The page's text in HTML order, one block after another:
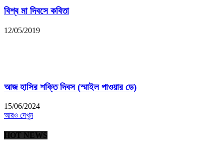
বিশ্ব মা দিবসে কবিতা
12/05/2019
আজ হাসির শক্তি দিবস (স্মাইল পাওয়ার ডে)
15/06/2024
আরও দেখুন
HOT NEWS